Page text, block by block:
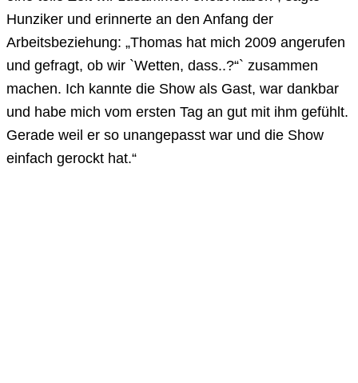
Hunziker und erinnerte an den Anfang der
Arbeitsbeziehung: „Thomas hat mich 2009 angerufen
und gefragt, ob wir `Wetten, dass..?“` zusammen
machen. Ich kannte die Show als Gast, war dankbar
und habe mich vom ersten Tag an gut mit ihm gefühlt.
Gerade weil er so unangepasst war und die Show
einfach gerockt hat.“